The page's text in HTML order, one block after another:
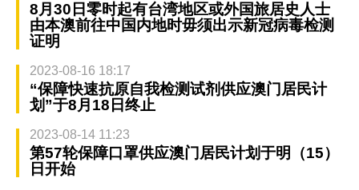
8月30日零时起有台湾地区或外国旅居史人士
由本澳前往中国内地时毋须出示新冠病毒检测
证明
2023-08-16 18:17
“保障快速抗原自我检测试剂供应澳门居民计
划”于8月18日终止
2023-08-14 11:23
第57轮保障口罩供应澳门居民计划于明（15）
日开始